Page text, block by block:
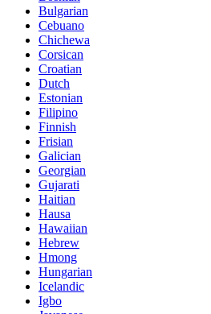
Bulgarian
Cebuano
Chichewa
Corsican
Croatian
Dutch
Estonian
Filipino
Finnish
Frisian
Galician
Georgian
Gujarati
Haitian
Hausa
Hawaiian
Hebrew
Hmong
Hungarian
Icelandic
Igbo